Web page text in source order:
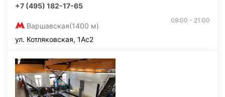
+7 (495) 182-17-65
Варшавская(1400 м)
09:00 - 21:00
ул. Котляковская, 1Ас2